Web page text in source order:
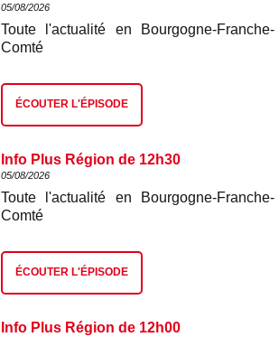
05/08/2026
Toute l'actualité en Bourgogne-Franche-
Comté
ÉCOUTER L'ÉPISODE
Info Plus Région de 12h30
05/08/2026
Toute l'actualité en Bourgogne-Franche-
Comté
ÉCOUTER L'ÉPISODE
Info Plus Région de 12h00